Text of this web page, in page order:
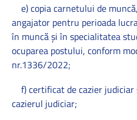
e) copia carnetului de
angajator pentru perioada
în muncă şi în specialitatea
ocuparea postului, conform
nr.1336/2022;
f) certificat de cazier judiciar
cazierul judiciar;